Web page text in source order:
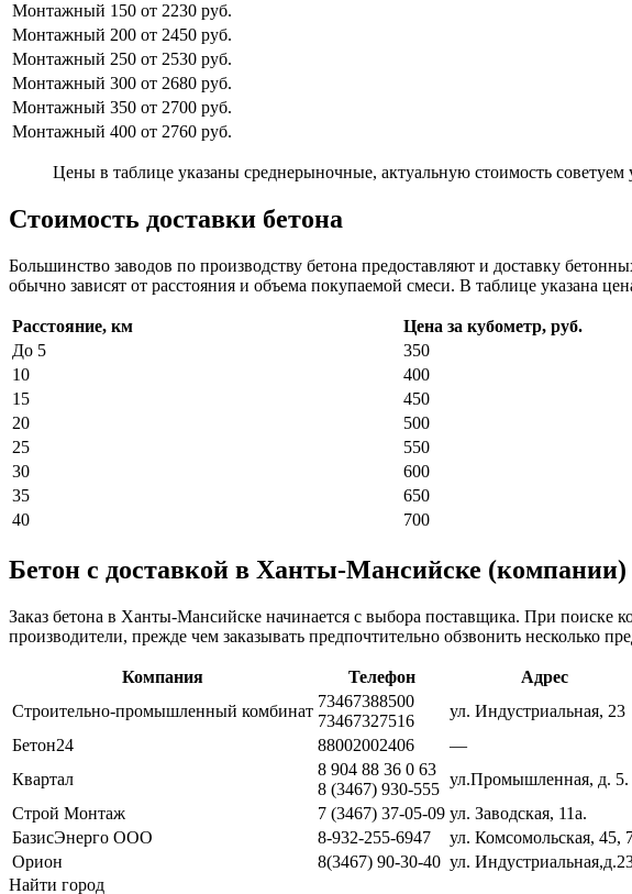
Монтажный 150 от 2230 руб.
Монтажный 200 от 2450 руб.
Монтажный 250 от 2530 руб.
Монтажный 300 от 2680 руб.
Монтажный 350 от 2700 руб.
Монтажный 400 от 2760 руб.
Цены в таблице указаны среднерыночные, актуальную стоимость
Стоимость доставки бетона
Большинство заводов по производству бетона предоставляют и доставку
обычно зависят от расстояния и объема покупаемой смеси. В таблице указана
Расстояние, км
Цена за кубометр, руб.
До 5
350
10
400
15
450
20
500
25
550
30
600
35
650
40
700
Бетон с доставкой в Ханты-Мансийске (компании)
Заказ бетона в Ханты-Мансийске начинается с выбора поставщика. При поиске
производители, прежде чем заказывать предпочтительно обзвонить несколько
Компания Телефон
Адрес
Строительно-промышленный комбинат
73467388500
73467327516
ул. Индустриальная, 23
Бетон24
88002002406
—
Квартал
8 904 88 36 0 63
8 (3467) 930-555
ул.Промышленная, д. 5.
Строй Монтаж
7 (3467) 37-05-09 ул. Заводская, 11а.
БазисЭнерго ООО
8-932-255-6947
ул. Комсомольская, 45,
Орион
8(3467) 90-30-40 ул.
Найти город